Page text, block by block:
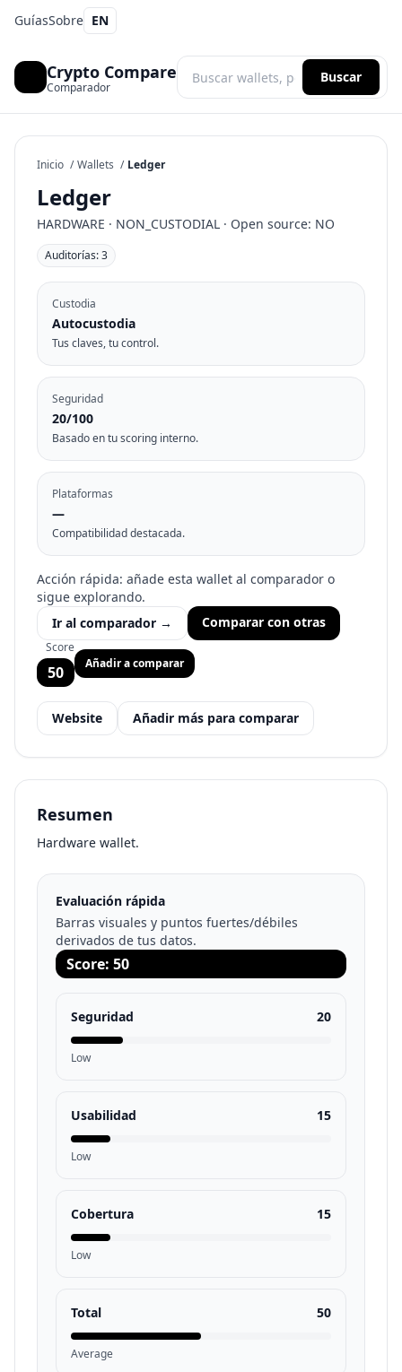
GuíasSobre EN
Crypto Compare
Comparador
Buscar
Inicio / Wallets / Ledger
Ledger
HARDWARE · NON_CUSTODIAL · Open source: NO
Auditorías:3
Custodia
Autocustodia
Tus claves, tu control.
Seguridad
20/100
Basado en tu scoring interno.
Plataformas
—
Compatibilidad destacada.
Acción rápida: añade esta wallet al comparador o
sigue explorando.
Ir al comparador → Comparar con otras
Score
50 Añadir a comparar
Website Añadir más para comparar
Resumen
Hardware wallet.
Evaluación rápida
Barras visuales y puntos fuertes/débiles
derivados de tus datos.
Score: 50
Seguridad 20
Low
Usabilidad 15
Low
Cobertura 15
Low
Total 50
Average